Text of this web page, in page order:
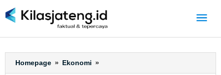
ke
Homepage » Ekonomi »
Hari